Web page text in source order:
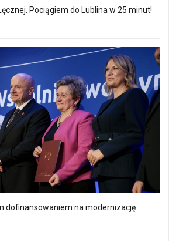
Pociągiem do Lublina w 25 minut!
dofinansowaniem na modernizację